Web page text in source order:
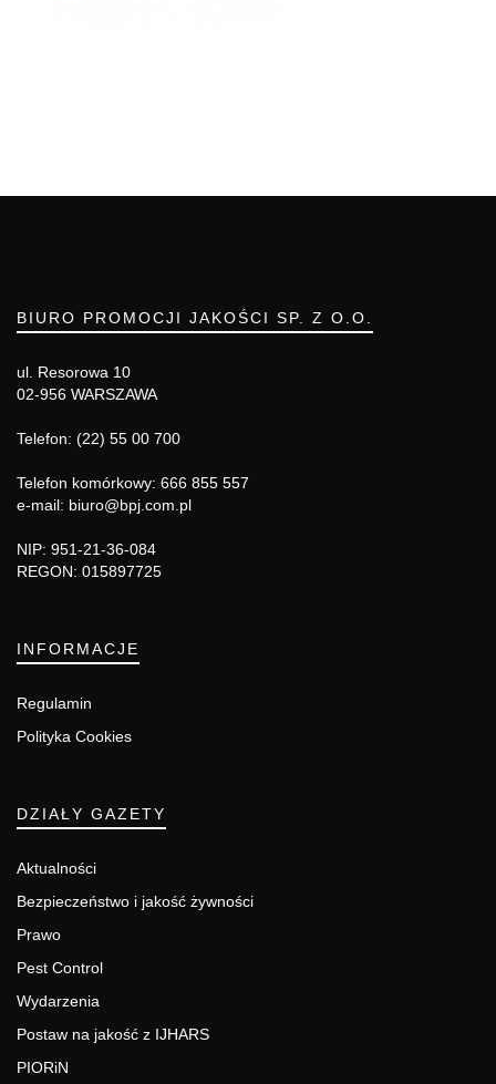
BIURO PROMOCJI JAKOŚCI SP. Z O.O.
ul. Resorowa 10
02-956 WARSZAWA
Telefon: (22) 55 00 700
Telefon komórkowy: 666 855 557
e-mail: biuro@bpj.com.pl
NIP: 951-21-36-084
REGON: 015897725
INFORMACJE
Regulamin
Polityka Cookies
DZIAŁY GAZETY
Aktualności
Bezpieczeństwo i jakość żywności
Prawo
Pest Control
Wydarzenia
Postaw na jakość z IJHARS
PIORiN